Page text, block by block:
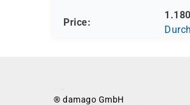
Price:
® damago GmbH